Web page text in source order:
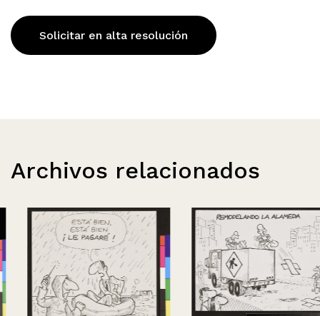
Solicitar en alta resolución
Archivos relacionados